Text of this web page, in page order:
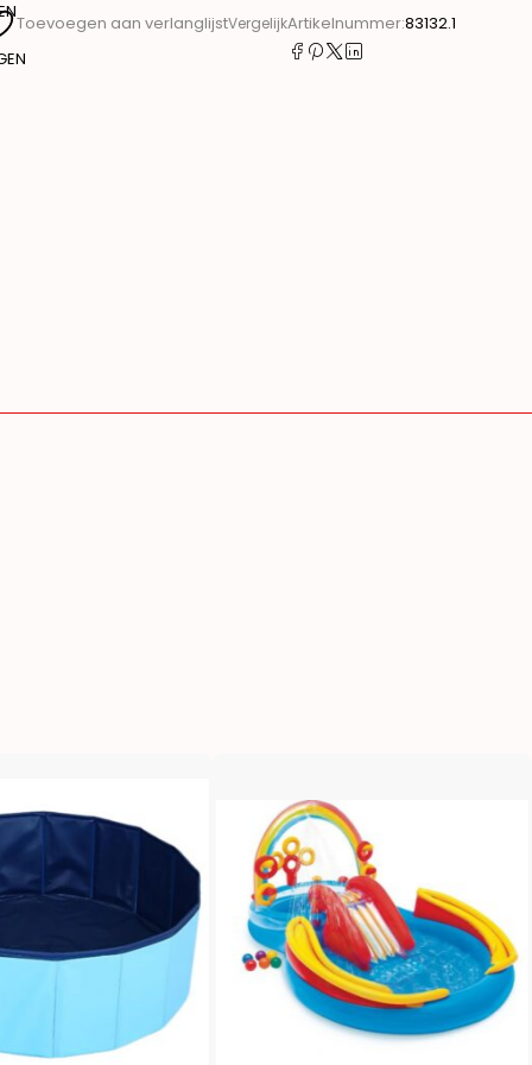
Toevoegen aan verlanglijstVergelijkArtikelnummer:83132.1